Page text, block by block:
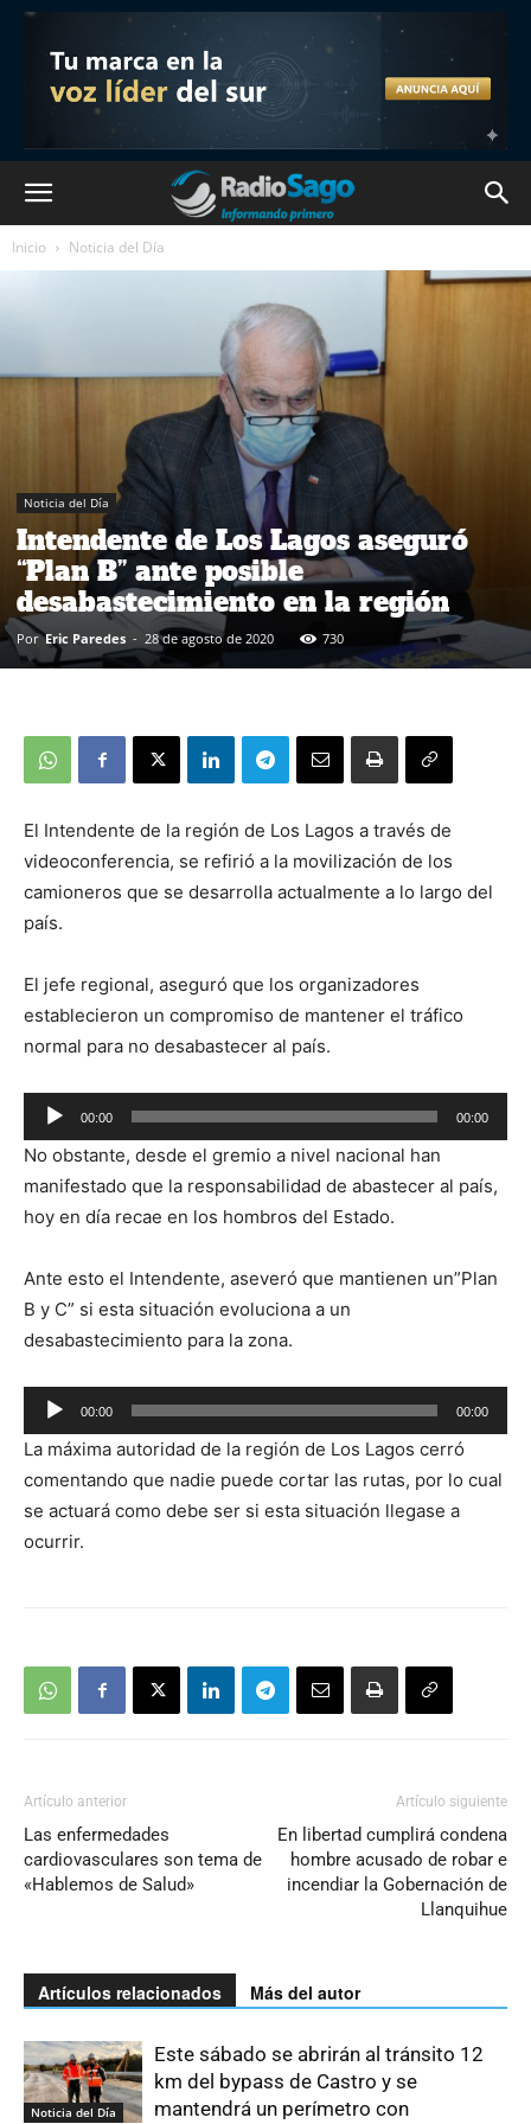
Inicio Noticia del Día
Noticia del Día
Intendente de Los Lagos aseguró
“Plan B” ante posible
desabastecimiento en la región
Por Eric Paredes - 28 de agosto de 2020 730
El Intendente de la región de Los Lagos a través de
videoconferencia, se refirió a la movilización de los
camioneros que se desarrolla actualmente a lo largo del
país.
El jefe regional, aseguró que los organizadores
establecieron un compromiso de mantener el tráfico
normal para no desabastecer al país.
Reproductor
de
audio
00:00 00:00
No obstante, desde el gremio a nivel nacional han
manifestado que la responsabilidad de abastecer al país,
hoy en día recae en los hombros del Estado.
Ante esto el Intendente, aseveró que mantienen un”Plan
B y C” si esta situación evoluciona a un
desabastecimiento para la zona.
Reproductor
de
audio
00:00 00:00
La máxima autoridad de la región de Los Lagos cerró
comentando que nadie puede cortar las rutas, por lo cual
se actuará como debe ser si esta situación llegase a
ocurrir.
Artículo anterior
Las enfermedades
cardiovasculares son tema de
«Hablemos de Salud»
Artículo siguiente
En libertad cumplirá condena
hombre acusado de robar e
incendiar la Gobernación de
Llanquihue
Artículos relacionados Más del autor
Noticia del Día
Este sábado se abrirán al tránsito 12
km del bypass de Castro y se
mantendrá un perímetro con